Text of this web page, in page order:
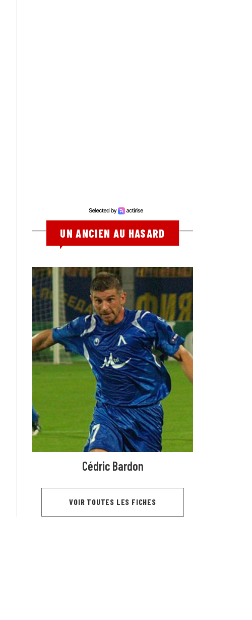
UN ANCIEN AU HASARD
Cédric Bardon
VOIR TOUTES LES FICHES